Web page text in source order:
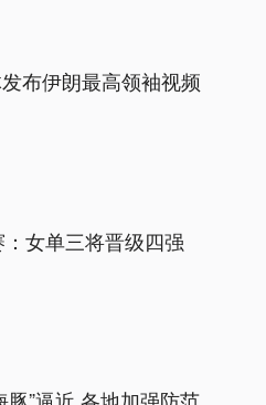
布伊朗最高领袖视频
女单三将晋级四强